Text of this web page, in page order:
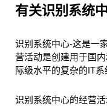
有关识别系统
识别系统中心-这是一
营活动是创建用于国
际级水平的复杂的IT系
识别系统中心的经营